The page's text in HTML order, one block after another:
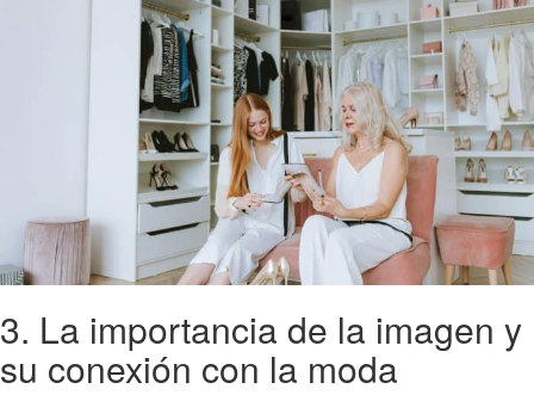
3. La importancia de la imagen y
su conexión con la moda